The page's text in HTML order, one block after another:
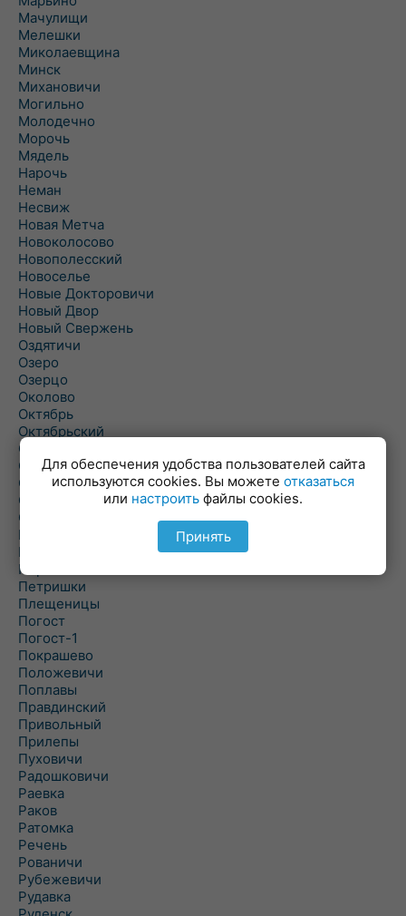
Мачулищи
Мелешки
Миколаевщина
Минск
Михановичи
Могильно
Молодечно
Морочь
Мядель
Нарочь
Неман
Несвиж
Новая Метча
Новоколосово
Новополесский
Новоселье
Новые Докторовичи
Новый Двор
Новый Свержень
Оздятичи
Озеро
Озерцо
Околово
Октябрь
Октябрьский
Олехновичи
Омговичи
Оношки
Осовец
Острошицкий Городок
Пасека
Пастовичи
Першаи
Петришки
Плещеницы
Погост
Погост-1
Покрашево
Положевичи
Поплавы
Правдинский
Привольный
Прилепы
Пуховичи
Радошковичи
Раевка
Раков
Ратомка
Речень
Рованичи
Рубежевичи
Рудавка
Для обеспечения удобства пользователей сайта
используются cookies. Вы можете отказаться
или настроить файлы cookies.
Принять